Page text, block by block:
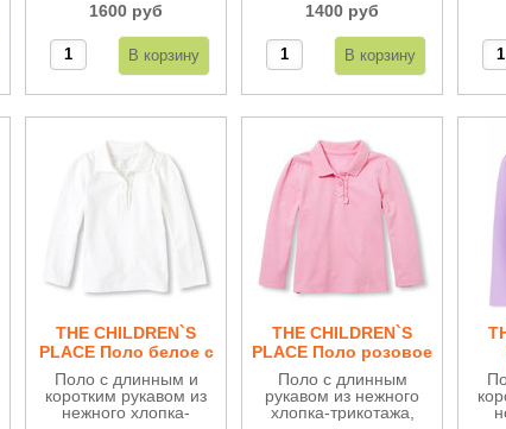
подойдут на все
случаи жизни, в том
числе идеальны для
школы.
1600 руб
подойдет для занятий
в школе.
1400 руб
THE CHILDREN`S
PLACE Поло белое с
рюшами ДВ109
Поло с длинным и
коротким рукавом из
нежного хлопка-
THE CHILDREN`S
PLACE Поло розовое
с рюшами ДВ109
Поло с длинным
рукавом из нежного
хлопка-трикотажа,